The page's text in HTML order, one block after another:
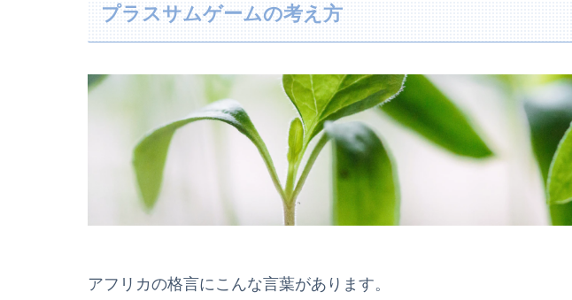
プラスサムゲームの考え方
アフリカの格言にこんな言葉があります。